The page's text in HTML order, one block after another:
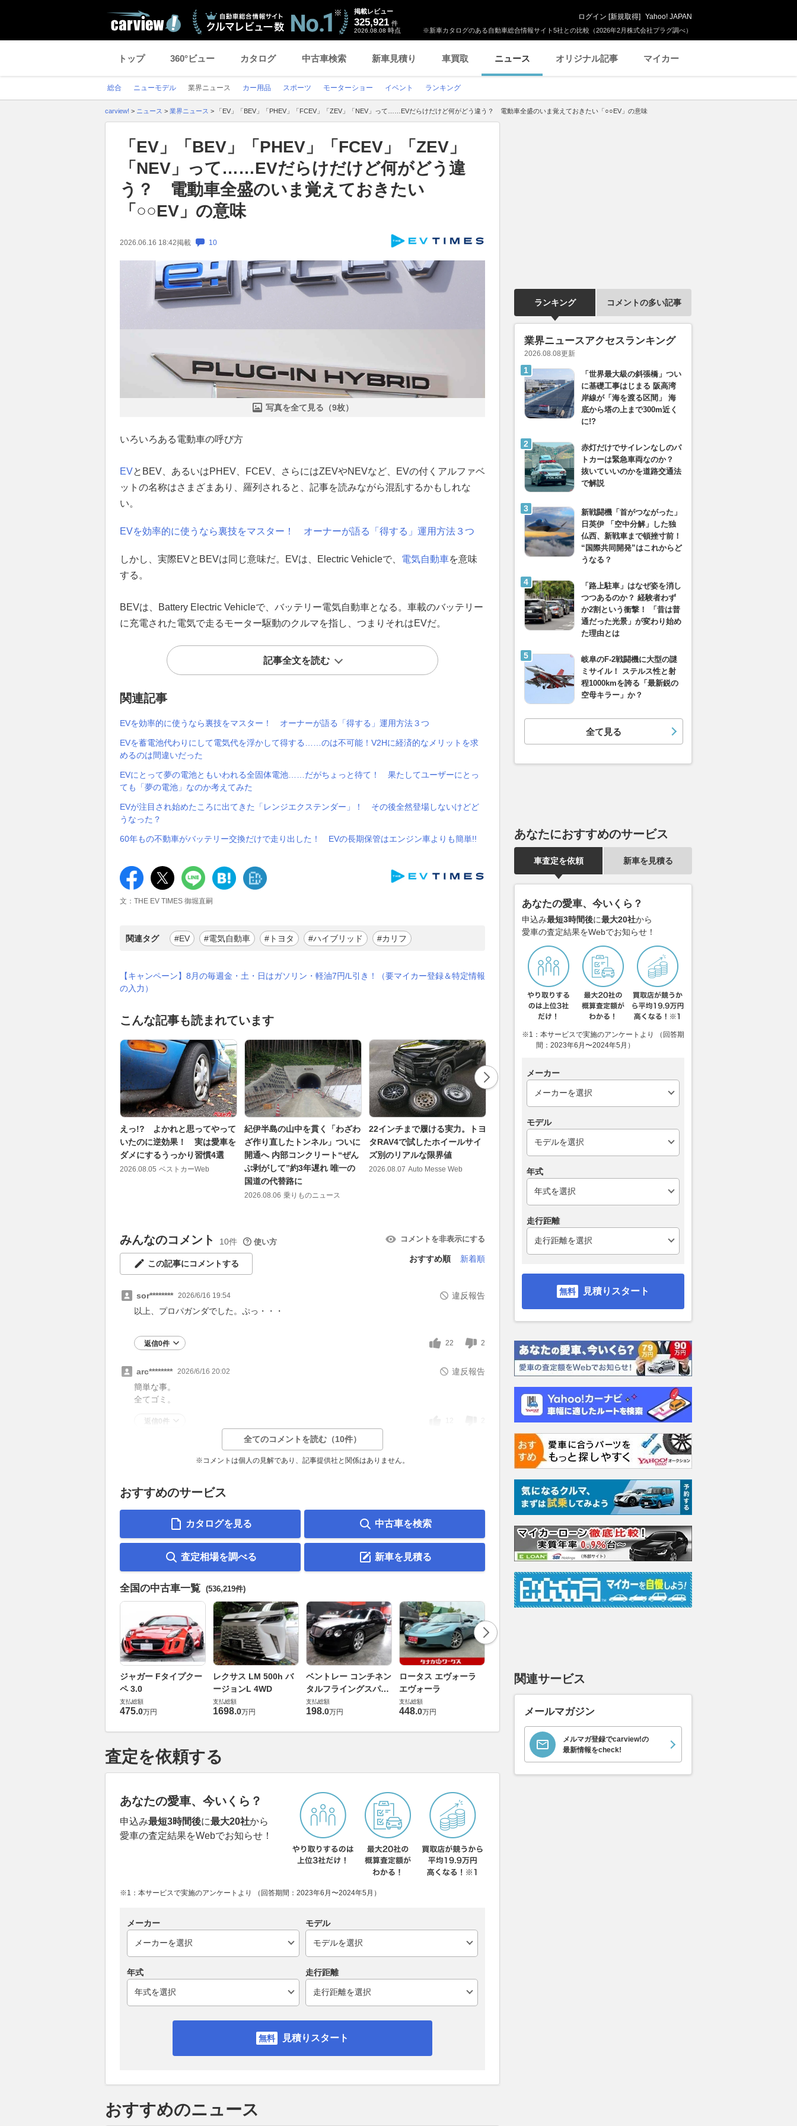
※新車カタログのある自動車総合情報サイト5社との比較（2026年2月株式会社プラグ調べ）
掲載レビュー
325,921 件
2026.08.08 時点
ログイン [新規取得] Yahoo! JAPAN
トップ 360°ビュー カタログ 中古車検索 新車見積り 車買取 ニュース オリジナル記事 マイカー
総合 ニューモデル 業界ニュース カー用品 スポーツ モーターショー イベント ランキング
carview! > ニュース > 業界ニュース > 「EV」「BEV」「PHEV」「FCEV」「ZEV」「NEV」って……EVだらけだけど何がどう違う？ 電動車全盛のいま覚えておきたい「○○EV」の意味
「EV」「BEV」「PHEV」「FCEV」「ZEV」
「NEV」って……EVだらけだけど何がどう違
う？ 電動車全盛のいま覚えておきたい
「○○EV」の意味
2026.06.16 18:42掲載 10
写真を全て見る（9枚）
いろいろある電動車の呼び方
EVとBEV、あるいはPHEV、FCEV、さらにはZEVやNEVなど、EVの付くアルファベ
ットの名称はさまざまあり、羅列されると、記事を読みながら混乱するかもしれな
い。
EVを効率的に使うなら裏技をマスター！ オーナーが語る「得する」運用方法３つ
しかし、実際EVとBEVは同じ意味だ。EVは、Electric Vehicleで、 電気自動車を意味
する。
BEVは、Battery Electric Vehicleで、バッテリー電気自動車となる。車載のバッテリー
に充電された電気で走るモーター駆動のクルマを指し、つまりそれはEVだ。
記事全文を読む
関連記事
EVを効率的に使うなら裏技をマスター！ オーナーが語る「得する」運用方法３つ
EVを蓄電池代わりにして電気代を浮かして得する……のは不可能！V2Hに経済的なメリットを求
めるのは間違いだった
EVにとって夢の電池ともいわれる全固体電池……だがちょっと待て！ 果たしてユーザーにとっ
ても「夢の電池」なのか考えてみた
EVが注目され始めたころに出てきた「レンジエクステンダー」！ その後全然登場しないけどど
うなった？
60年もの不動車がバッテリー交換だけで走り出した！ EVの長期保管はエンジン車よりも簡単!!
文：THE EV TIMES 御堀直嗣
関連タグ #EV #電気自動車 #トヨタ #ハイブリッド #カリフ
【キャンペーン】8月の毎週金・土・日はガソリン・軽油7円/L引き！（要マイカー登録＆特定情報
の入力）
こんな記事も読まれています
えっ!? よかれと思ってやって
いたのに逆効果！ 実は愛車を
ダメにするうっかり習慣4選
2026.08.05 ベストカーWeb
紀伊半島の山中を貫く「わざわ
ざ作り直したトンネル」ついに
開通へ 内部コンクリート“ぜん
ぶ剥がして”約3年遅れ 唯一の
国道の代替路に
2026.08.06 乗りものニュース
22インチまで履ける実力。トヨ
タRAV4で試したホイールサイ
ズ別のリアルな限界値
2026.08.07 Auto Messe Web
予想価格は1億円超え!? 世界で
35台 米国仕様は1台のみの「80
スープラ」を発見 まさに公道
走行可能な“GTモンスター”
1994年式「TRD3000GT」とは
VAGUE
「これは本当に勘弁してほし
い……」日常のドライブで誰も
が一度は遭遇する身勝手な運転
ベストカーWeb
みんなのコメント 10件 使い方 コメントを非表示にする
この記事にコメントする
おすすめ順 新着順
sor******** 2026/6/16 19:54
違反報告
以上、プロパガンダでした。ぷっ・・・
返信0件 22 2
arc******** 2026/6/16 20:02
違反報告
簡単な事。
全てゴミ。
返信0件 12
全てのコメントを読む（10件）
※コメントは個人の見解であり、記事提供社と関係はありません。
おすすめのサービス
カタログを見る 中古車を検索
査定相場を調べる 新車を見積る
全国の中古車一覧 (536,219件)
ジャガー Fタイプクー
ペ 3.0
支払総額
475.0万円
レクサス LM 500h バ
ージョンL 4WD
支払総額
1698.0万円
ベントレー コンチネン
タルフライングスパー
6.0 4WD
支払総額
198.0万円
ロータス エヴォーラ
エヴォーラ
支払総額
448.0万円
ダイハツ ムーヴキャン
バス 660 ストライプス
支払総額
ーツシフト
589
898
査定を依頼する
あなたの愛車、今いくら？
申込み最短3時間後に最大20社から
愛車の査定結果をWebでお知らせ！
※1：本サービスで実施のアンケートより （回答期間：2023年6月〜2024年5月）
メーカー モデル
年式 走行距離
見積りスタート
おすすめのニュース
ランキング コメントの多い記事
業界ニュースアクセスランキング
2026.08.08更新
「世界最大級の斜張橋」つい
に基礎工事はじまる 阪高湾
岸線が「海を渡る区間」 海
底から塔の上まで300m近く
に!?
赤灯だけでサイレンなしのパ
トカーは緊急車両なのか？
抜いていいのかを道路交通法
で解説
新戦闘機「首がつながった」
日英伊 「空中分解」した独
仏西、新戦車まで頓挫寸前！
“国際共同開発”はこれからど
うなる？
「路上駐車」はなぜ姿を消し
つつあるのか？ 経験者わず
か2割という衝撃！ 「昔は普
通だった光景」が変わり始め
た理由とは
岐阜のF-2戦闘機に大型の謎
ミサイル！ ステルス性と射
程1000kmを誇る「最新鋭の
空母キラー」か？
全て見る
あなたにおすすめのサービス
車査定を依頼 新車を見積る
あなたの愛車、今いくら？
申込み最短3時間後に最大20社から
愛車の査定結果をWebでお知らせ！
※1：本サービスで実施のアンケートより （回答期
間：2023年6月〜2024年5月）
メーカー
モデル
年式
走行距離
見積りスタート
関連サービス
メールマガジン
メルマガ登録でcarview!の
最新情報をcheck!